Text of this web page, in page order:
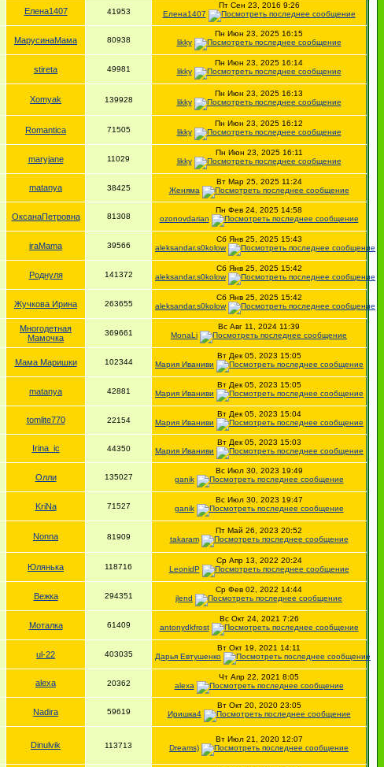
Елена1407 41953
Пт Сен 23, 2016 9:26
Елена1407
МарусинаМама 80938
Пн Июн 23, 2025 16:15
likky
stireta 49981
Пн Июн 23, 2025 16:14
likky
Xomyak 139928
Пн Июн 23, 2025 16:13
likky
Romantica 71505
Пн Июн 23, 2025 16:12
likky
maryjane 11029
Пн Июн 23, 2025 16:11
likky
matanya 38425
Вт Мар 25, 2025 11:24
Женяма
ОксанаПетровна 81308
Пн Фев 24, 2025 14:58
ozonovdarian
iraMama 39566
Сб Янв 25, 2025 15:43
aleksandar.s0kolow
Роднуля 141372
Сб Янв 25, 2025 15:42
aleksandar.s0kolow
Жучкова Ирина 263655
Сб Янв 25, 2025 15:42
aleksandar.s0kolow
Многодетная
Мамочка
369661
Вс Авг 11, 2024 11:39
MonaLi
Мама Маришки 102344
Вт Дек 05, 2023 15:05
Мария Иваниви
matanya 42881
Вт Дек 05, 2023 15:05
Мария Иваниви
tomlite770 22154
Вт Дек 05, 2023 15:04
Мария Иваниви
Irina_ic 44350
Вт Дек 05, 2023 15:03
Мария Иваниви
Олли 135027
Вс Июл 30, 2023 19:49
ganik
KriNa 71527
Вс Июл 30, 2023 19:47
ganik
Nonna 81909
Пт Май 26, 2023 20:52
takaram
Юлянька 118716
Ср Апр 13, 2022 20:24
LeonidP
Вежка 294351
Ср Фев 02, 2022 14:44
jlend
Моталка 61409
Вс Окт 24, 2021 7:26
antonydkfrost
ul-22 403035
Вт Окт 19, 2021 14:11
Дарья Евтушенко
alexa 20362
Чт Апр 22, 2021 8:05
alexa
Nadira 59619
Вт Окт 20, 2020 23:05
Иришка4
Dinulvik 113713
Вт Июл 21, 2020 12:07
Dreams)